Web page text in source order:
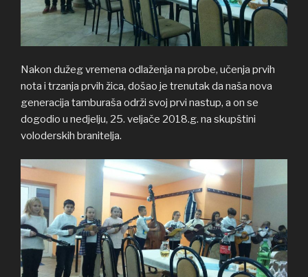
Nakon dužeg vremena odlaženja na probe, učenja prvih
nota i trzanja prvih žica, došao je trenutak da naša nova
generacija tamburaša održi svoj prvi nastup, a on se
dogodio u nedjelju, 25. veljače 2018.g. na skupštini
voloderskih branitelja.